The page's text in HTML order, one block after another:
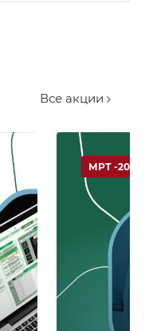
Все акции
МРТ -20 %